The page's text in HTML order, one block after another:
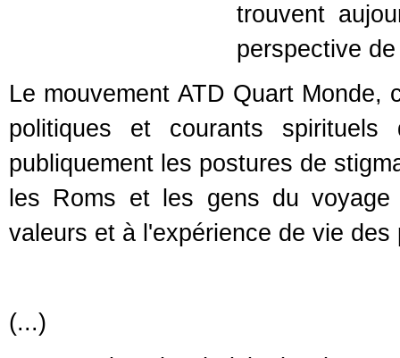
trouvent
perspective
Le mouvement ATD Quart Monde,
politiques et courants spirituels
publiquement les postures de
les Roms et les gens du
valeurs et à l'expérience de vie des
(...)